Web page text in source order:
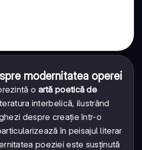
modernitatea operei
o artă poetică de
interbelică, ilustrând
despre creație într-o
în peisajul literar
poeziei este susținută